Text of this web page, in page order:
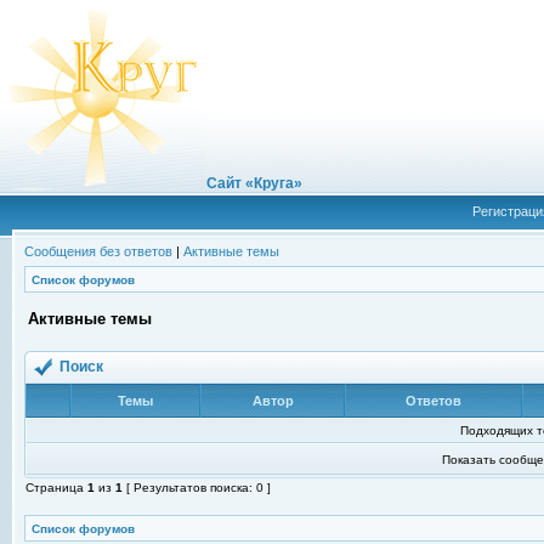
Сайт «Круга»
Сообщения без ответов | Активные темы
Список форумов
Активные темы
Поиск
Темы Автор Ответов
Подходящих
Показать
Страница 1 из 1 [ Результатов поиска: 0 ]
Список форумов